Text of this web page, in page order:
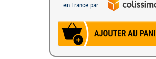
en France par